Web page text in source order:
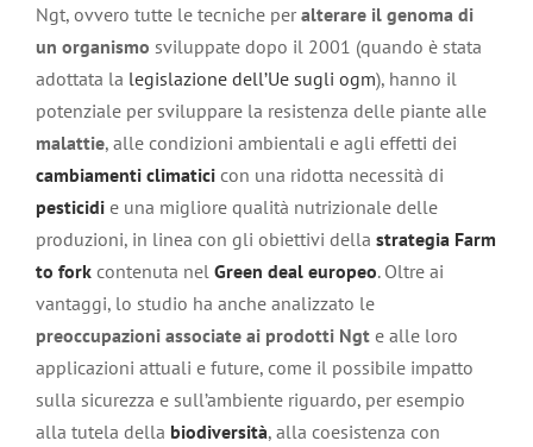
Ngt, ovvero tutte le tecniche per alterare il genoma di
un organismo sviluppate dopo il 2001 (quando è stata
adottata la legislazione dell’Ue sugli ogm), hanno il
potenziale per sviluppare la resistenza delle piante alle
malattie, alle condizioni ambientali e agli effetti dei
cambiamenti climatici con una ridotta necessità di
pesticidi e una migliore qualità nutrizionale delle
produzioni, in linea con gli obiettivi della strategia Farm
to fork contenuta nel Green deal europeo. Oltre ai
vantaggi, lo studio ha anche analizzato le
preoccupazioni associate ai prodotti Ngt e alle loro
applicazioni attuali e future, come il possibile impatto
sulla sicurezza e sull’ambiente riguardo, per esempio
alla tutela della biodiversità, alla coesistenza con